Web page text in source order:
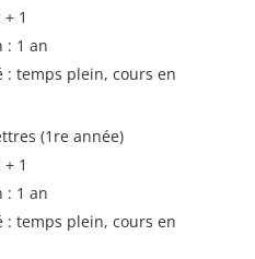
1
: 1 an
: temps plein, cours en
(1re année)
1
: 1 an
: temps plein, cours en